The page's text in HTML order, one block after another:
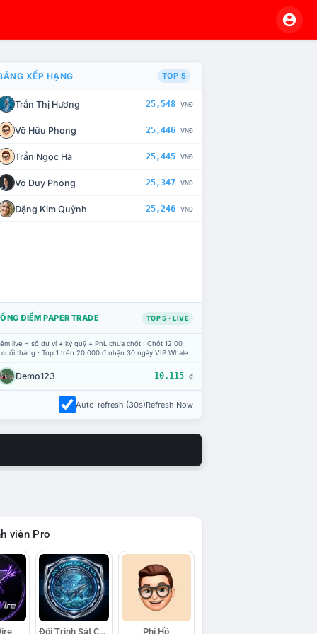
CHẾ TÀI XỬ LÝ VI PHẠM
XẾP HẠNG TOP 5
Trần Thị Hương 25,548 VNĐ
Võ Hữu Phong 25,446 VNĐ
Trần Ngọc Hà 25,445 VNĐ
Võ Duy Phong 25,347 VNĐ
Đặng Kim Quỳnh 25,246 VNĐ
ĐIỂM PAPER TRADE TOP 5 · LIVE
live = số dư ví + ký quỹ + PnL chưa chốt · Chốt 12:00
tháng · Top 1 trên 20.000 đ nhận 30 ngày VIP Whale.
Demo123 10.115 đ
Auto-refresh (30s)Refresh Now
viên Pro
Đội Trinh Sát Cá Voi Phí Hồ